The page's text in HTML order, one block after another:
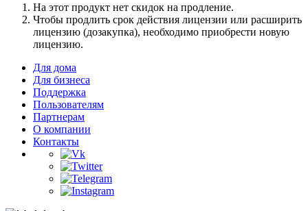
На этот продукт нет скидок на продление.
Чтобы продлить срок действия лицензии или расширить
лицензию (дозакупка), необходимо приобрести новую
лицензию.
Для дома
Для бизнеса
Поддержка
Пользователям
Партнерам
О компании
Контакты